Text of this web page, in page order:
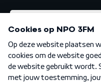
Algemene voorwaarden